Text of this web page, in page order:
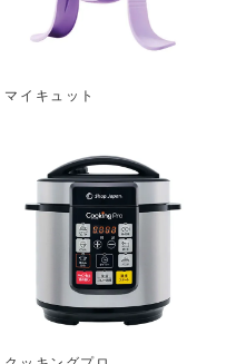
マイキュット